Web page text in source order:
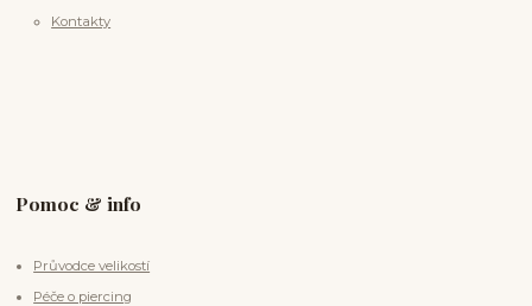
Kontakty
Pomoc & info
Průvodce velikostí
Péče o piercing